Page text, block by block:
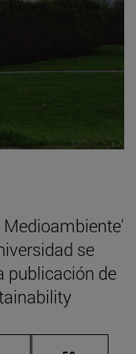
Medioambiente'
se
publicación de